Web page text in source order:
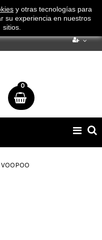
superiores a 50€
0
de
VOOPOO
y otras tecnologías para
su experiencia en nuestros
sitios.